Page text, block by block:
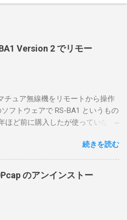
Version 2 でリモー
チュア無線機をリモートから操作
フトウェアで RS-BA1 というもの
ほど前に購入したが使っていなか
ので、リモートから操作できる無
めに、真面目に使ってみること
思ったのだが、ちっともそんなに
続きを読む
のアンインストー